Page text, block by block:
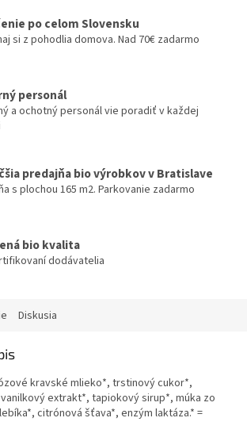
po celom Slovensku
si z pohodlia domova. Nad 70€ zadarmo
personál
a ochotný personál vie poradiť v každej
predajňa bio výrobkov v Bratislave
s plochou 165 m2. Parkovanie zadarmo
bio kvalita
dodávatelia
Diskusia
kravské mlieko*, trstinový cukor*,
extrakt*, tapiokový sirup*, múka zo
citrónová šťava*, enzým laktáza.* =